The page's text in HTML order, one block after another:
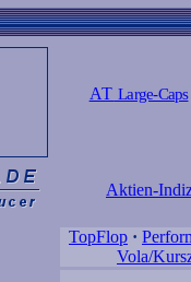
AT Large-Caps
Aktien-
TopFlop ·
Vola/